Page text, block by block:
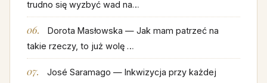
trudno się wyzbyć wad na…
Dorota Masłowska — Jak mam patrzeć na
takie rzeczy, to już wolę …
José Saramago — Inkwizycja przy każdej